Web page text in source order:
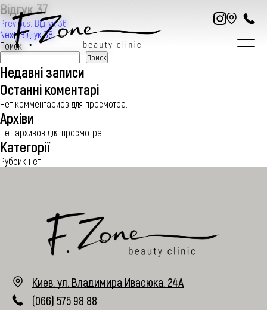
ПРО НАС
УСЛУГИ
СПЕЦИАЛИСТЫ
Відгук 37
Навигация
по
записям
Previous: Відгук 36
Next: Відгук 38
Поиск
Поиск
Недавні записи
Останні коментарі
Нет комментариев для просмотра.
Архіви
Нет архивов для просмотра.
Категорії
Рубрик нет
Киев, ул. Владимира Ивасюка, 24А
(066) 575 98 88